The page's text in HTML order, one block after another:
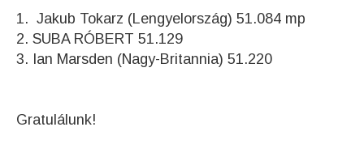
1. Jakub Tokarz (Lengyelország) 51.084 mp
2. SUBA RÓBERT 51.129
3. Ian Marsden (Nagy-Britannia) 51.220
Gratulálunk!